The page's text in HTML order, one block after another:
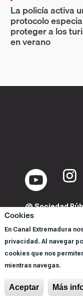
Cookies
En Canal Extremadura
privacidad. Al navegar
cookies que nos
mientras navegas.
Aceptar Más
La policía activa
protocolo
proteger a los
en verano
@ Sociedad